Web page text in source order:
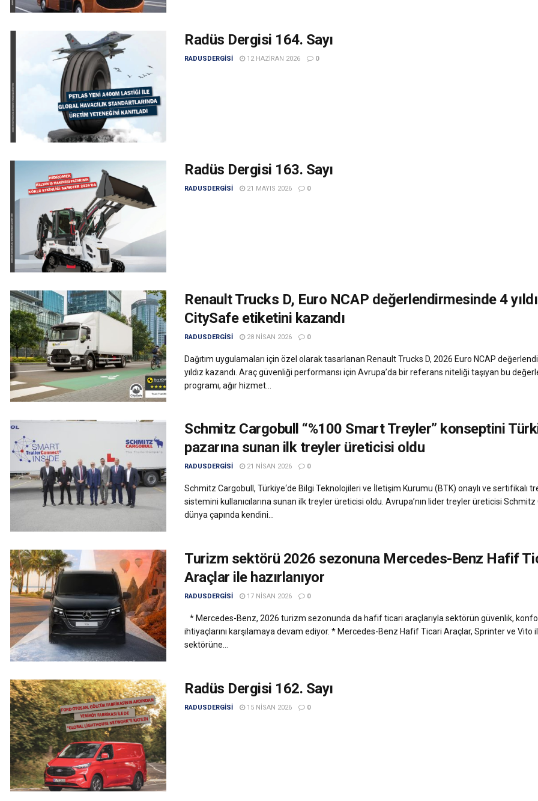
Radüs Dergisi 164. Sayı
RADUSDERGISI 12 HAZIRAN 2026 0
Radüs Dergisi 163. Sayı
RADUSDERGISI 21 MAYIS 2026 0
Renault Trucks D, Euro NCAP değerlendirmesinde 4
CitySafe etiketini kazandı
RADUSDERGISI 28 NISAN 2026 0
Dağıtım uygulamaları için özel olarak tasarlanan Renault Trucks D, 2026 Euro NCAP
yıldız kazandı. Araç güvenliği performansı için Avrupa’da bir referans niteliği taşıyan bu
programı, ağır hizmet...
Schmitz Cargobull “%100 Smart Treyler” konseptini
pazarına sunan ilk treyler üreticisi oldu
RADUSDERGISI 21 NISAN 2026 0
Schmitz Cargobull, Türkiye‘de Bilgi Teknolojileri ve İletişim Kurumu (BTK) onaylı ve sertifikalı
sistemini kullanıcılarına sunan ilk treyler üreticisi oldu. Avrupa’nın lider treyler üreticisi Schmitz
dünya çapında kendini...
Turizm sektörü 2026 sezonuna Mercedes-Benz Hafif
Araçlar ile hazırlanıyor
RADUSDERGISI 17 NISAN 2026 0
* Mercedes-Benz, 2026 turizm sezonunda da hafif ticari araçlarıyla sektörün güvenlik,
ihtiyaçlarını karşılamaya devam ediyor. * Mercedes-Benz Hafif Ticari Araçlar, Sprinter ve Vito
sektörüne...
Radüs Dergisi 162. Sayı
RADUSDERGISI 15 NISAN 2026 0